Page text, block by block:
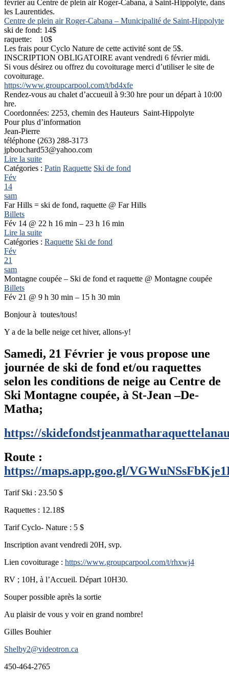
février au Centre de plein air Roger-Cabana, à Saint-Hippolyte, dans
les Laurentides.
Centre de plein air Roger-Cabana – Municipalité de Saint-Hippolyte
ski de fond: 14$
raquette: 10$
Les frais pour Cyclo Nature de cette activité sont de 5$.
INSCRIPTION OBLIGATOIRE avant vendredi 6 février midi.
Si vous désirez ou offrez du covoiturage merci d’utiliser le site de
covoiturage.
https://www.groupcarpool.com/t/bd4xfe
Rendez-vous au chalet d’accueuil à 9:30 hre pour un départ à 10:00
hre.
Coordonnées: 2253, chemin des Hauteurs Saint-Hippolyte
Pour plus d’information
Jean-Pierre
téléphone (263) 288-3173
jpbouchard53@yahoo.com
Lire la suite
Catégories : Patin Raquette Ski de fond
Fév
14
sam
Far Hills = ski de fond, raquette @ Far Hills
Billets
Fév 14 @ 22 h 16 min – 23 h 16 min
Lire la suite
Catégories : Raquette Ski de fond
Fév
21
sam
Montagne coupée – Ski de fond et raquette @ Montagne coupée
Billets
Fév 21 @ 9 h 30 min – 15 h 30 min
Bonjour à toutes/tous!
Y a de la belle neige cet hiver, allons-y!
Samedi, 21 Février je vous propose une
journée de ski de fond et/ou raquettes
selon les conditions de neige au Centre de
Ski Montagne coupée, à St-Jean –De-
Matha;
https://
Route :
https://maps.app.goo.gl/
Tarif Ski : 23.50 $
Raquettes : 12.18$
Tarif Cyclo- Nature : 5 $
Inscription avant vendredi 20H, svp.
Lien covoiturage : https://www.groupcarpool.com/t/rhxwj4
RV ; 10H, à l’Accueil. Départ 10H30.
Souper possible après la sortie
Au plaisir de vous y voir en grand nombre!
Gilles Bouhier
Shelby2@videotron.ca
450-464-2765